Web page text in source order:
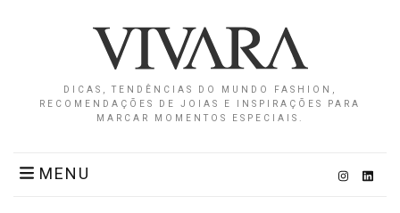
DICAS, TENDÊNCIAS DO MUNDO FASHION,
RECOMENDAÇÕES DE JOIAS E INSPIRAÇÕES PARA
MARCAR MOMENTOS ESPECIAIS.
MENU